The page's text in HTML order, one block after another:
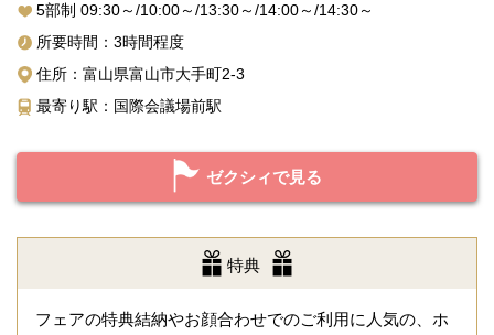
5部制 09:30～/10:00～/13:30～/14:00～/14:30～
所要時間：3時間程度
住所：富山県富山市大手町2-3
最寄り駅：国際会議場前駅
ゼクシィで見る
特典
フェアの特典結納やお顔合わせでのご利用に人気の、ホ